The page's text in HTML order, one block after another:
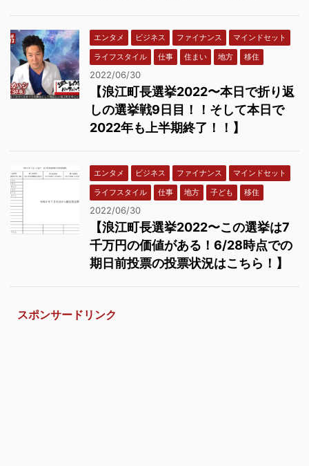
エンタメ ビジネス ファイナンス
マインドセット
ライフスタイル
仕事 住まい 地方 移住
2022/06/30
【浪江町長選挙2022〜本日で折り返
しの選挙戦9日目！！そして本日で
2022年も上半期終了！！】
エンタメ ビジネス ファイナンス
マインドセット
ライフスタイル
仕事 地方 子ども 移住
2022/06/30
【浪江町長選挙2022〜この選挙は7
千万円の価値がある！6/28時点での
期日前投票の投票状況はこちら！】
スポンサードリンク